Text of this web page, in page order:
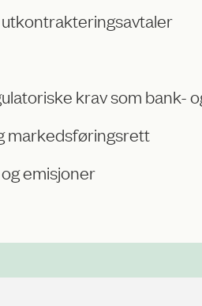
utkontrakteringsavtaler
krav som bank-
markedsføringsrett
emisjoner